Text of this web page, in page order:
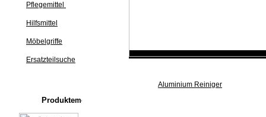
Pflegemittel
Hilfsmittel
Möbelgriffe
Ersatzteilsuche
Produkte
Aluminium Reiniger